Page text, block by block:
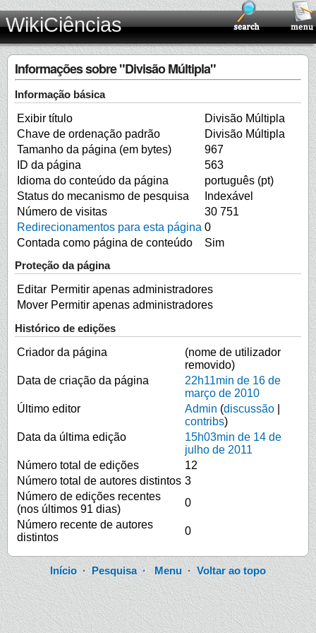
WikiCiências
Informações sobre "Divisão Múltipla"
Informação básica
Exibir título
Divisão Múltipla
Chave de ordenação padrão
Divisão Múltipla
Tamanho da página (em bytes)
967
ID da página
563
Idioma do conteúdo da página
português (pt)
Status do mecanismo de pesquisa
Indexável
Número de visitas
30 751
Redirecionamentos para esta página 0
Contada como página de conteúdo
Sim
Proteção da página
Editar Permitir apenas administradores
Mover Permitir apenas administradores
Histórico de edições
Criador da página
(nome de utilizador
removido)
Data de criação da página
22h11min de 16 de
março de 2010
Último editor
Admin (discussão
contribs)
Data da última edição
15h03min de 14 de
julho de 2011
Número total de edições
12
Número total de autores distintos 3
Número de edições recentes
(nos últimos 91 dias)
0
Número recente de autores
distintos
0
Início ·Pesquisa· Menu ·Voltar ao topo